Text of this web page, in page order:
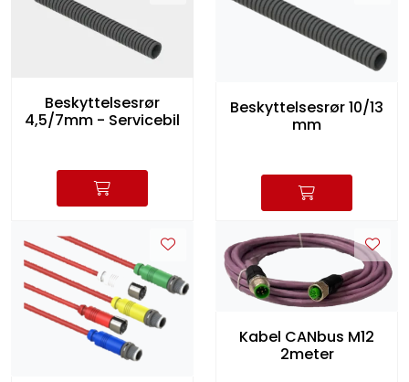
Beskyttelsesrør
4,5/7mm - Servicebil
Beskyttelsesrør 10/13
mm
Kabel CANbus M12
2meter